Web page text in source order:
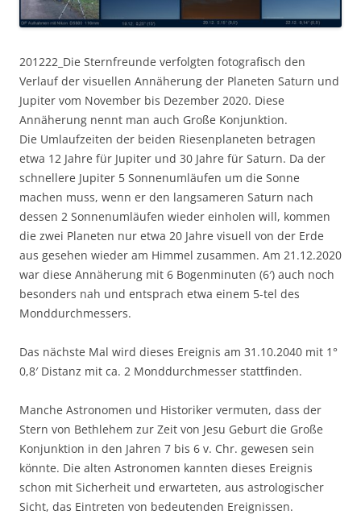
201222_Die Sternfreunde verfolgten fotografisch den
Verlauf der visuellen Annäherung der Planeten Saturn und
Jupiter vom November bis Dezember 2020. Diese
Annäherung nennt man auch Große Konjunktion.
Die Umlaufzeiten der beiden Riesenplaneten betragen
etwa 12 Jahre für Jupiter und 30 Jahre für Saturn. Da der
schnellere Jupiter 5 Sonnenumläufen um die Sonne
machen muss, wenn er den langsameren Saturn nach
dessen 2 Sonnenumläufen wieder einholen will, kommen
die zwei Planeten nur etwa 20 Jahre visuell von der Erde
aus gesehen wieder am Himmel zusammen. Am 21.12.2020
war diese Annäherung mit 6 Bogenminuten (6′) auch noch
besonders nah und entsprach etwa einem 5-tel des
Monddurchmessers.
Das nächste Mal wird dieses Ereignis am 31.10.2040 mit 1°
0,8′ Distanz mit ca. 2 Monddurchmesser stattfinden.
Manche Astronomen und Historiker vermuten, dass der
Stern von Bethlehem zur Zeit von Jesu Geburt die Große
Konjunktion in den Jahren 7 bis 6 v. Chr. gewesen sein
könnte. Die alten Astronomen kannten dieses Ereignis
schon mit Sicherheit und erwarteten, aus astrologischer
Sicht, das Eintreten von bedeutenden Ereignissen.